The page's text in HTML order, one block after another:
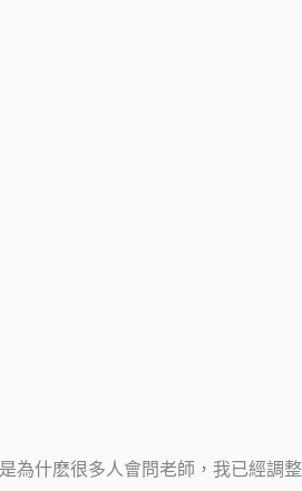
為什麽很多人會問老師，我已經調整